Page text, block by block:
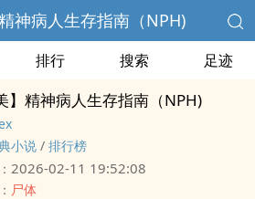
神病人生存指南（NPH)
排行 搜索 足迹
】精神病人生存指南（NPH)
小说 / 排行榜
2026-02-11 19:52:08
尸体